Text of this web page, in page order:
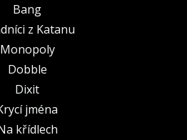
Bang
z Katanu
Monopoly
Dobble
Dixit
jména
křídlech